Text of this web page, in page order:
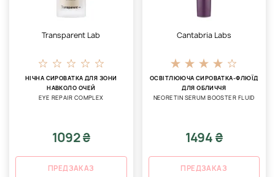
Transparent Lab
НІЧНА СИРОВАТКА ДЛЯ ЗОНИ
НАВКОЛО ОЧЕЙ
EYE REPAIR COMPLEX
1092 ₴
ПРЕДЗАКАЗ
Cantabria Labs
ОСВІТЛЮЮЧА СИРОВАТКА-ФЛЮЇД
ДЛЯ ОБЛИЧЧЯ
NEORETIN SERUM BOOSTER FLUID
1494 ₴
ПРЕДЗАКАЗ